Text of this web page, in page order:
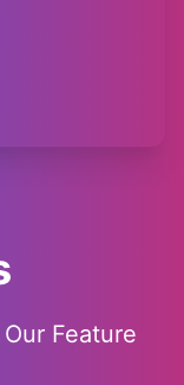
Feature